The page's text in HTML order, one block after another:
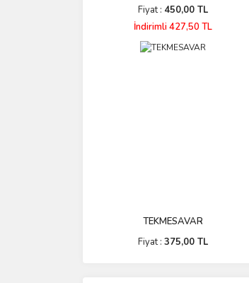
Fiyat : 450,00 TL
İndirimli 427,50 TL
TEKMESAVAR
Fiyat : 375,00 TL